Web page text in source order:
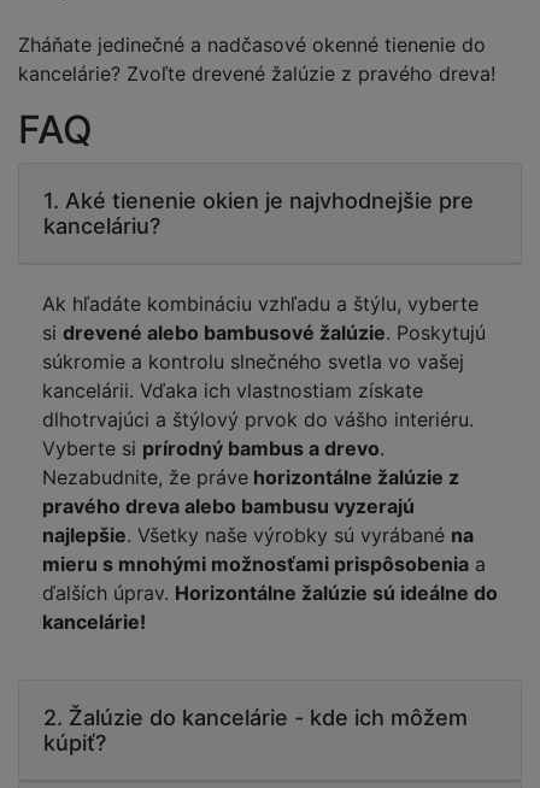
Zháňate jedinečné a nadčasové okenné tienenie do
kancelárie? Zvoľte drevené žalúzie z pravého dreva!
FAQ
1. Aké tienenie okien je najvhodnejšie pre
kanceláriu?
Ak hľadáte kombináciu vzhľadu a štýlu, vyberte
si drevené alebo bambusové žalúzie. Poskytujú
súkromie a kontrolu slnečného svetla vo vašej
kancelárii. Vďaka ich vlastnostiam získate
dlhotrvajúci a štýlový prvok do vášho interiéru.
Vyberte si prírodný bambus a drevo.
Nezabudnite, že práve horizontálne žalúzie z
pravého dreva alebo bambusu vyzerajú
najlepšie. Všetky naše výrobky sú vyrábané na
mieru s mnohými možnosťami prispôsobenia a
ďalších úprav. Horizontálne žalúzie sú ideálne do
kancelárie!
2. Žalúzie do kancelárie - kde ich môžem
kúpiť?